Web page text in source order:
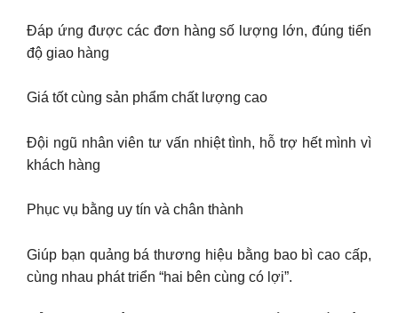
Đáp ứng được các đơn hàng số lượng lớn, đúng tiến
độ giao hàng
Giá tốt cùng sản phẩm chất lượng cao
Đội ngũ nhân viên tư vấn nhiệt tình, hỗ trợ hết mình vì
khách hàng
Phục vụ bằng uy tín và chân thành
Giúp bạn quảng bá thương hiệu bằng bao bì cao cấp,
cùng nhau phát triển “hai bên cùng có lợi”.